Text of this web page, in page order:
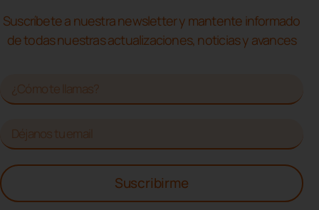
Suscríbete a nuestra newsletter y mantente informado
de todas nuestras actualizaciones, noticias y avances
Suscribirme